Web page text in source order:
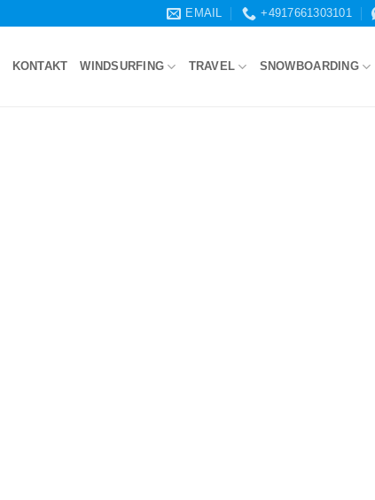
EMAIL +4917661303101
KONTAKT WINDSURFING TRAVEL SNOWBOARDING